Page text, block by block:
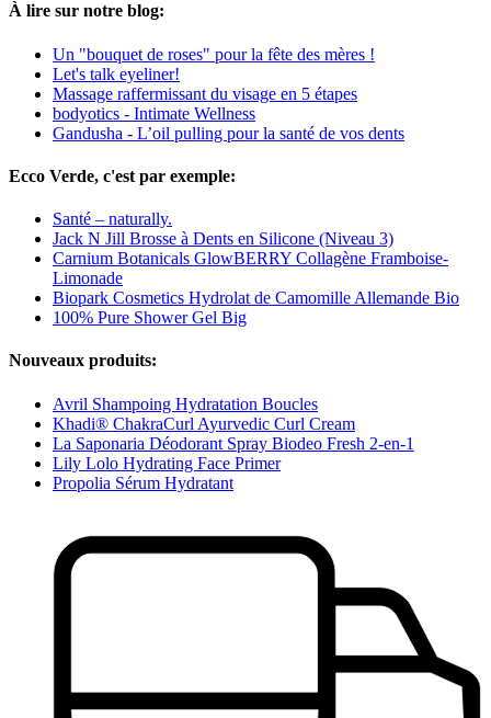
À lire sur notre blog:
Un "bouquet de roses" pour la fête des mères !
Let's talk eyeliner!
Massage raffermissant du visage en 5 étapes
bodyotics - Intimate Wellness
Gandusha - L’oil pulling pour la santé de vos dents
Ecco Verde, c'est par exemple:
Santé – naturally.
Jack N Jill Brosse à Dents en Silicone (Niveau 3)
Carnium Botanicals GlowBERRY Collagène Framboise-
Limonade
Biopark Cosmetics Hydrolat de Camomille Allemande Bio
100% Pure Shower Gel Big
Nouveaux produits:
Avril Shampoing Hydratation Boucles
Khadi® ChakraCurl Ayurvedic Curl Cream
La Saponaria Déodorant Spray Biodeo Fresh 2-en-1
Lily Lolo Hydrating Face Primer
Propolia Sérum Hydratant